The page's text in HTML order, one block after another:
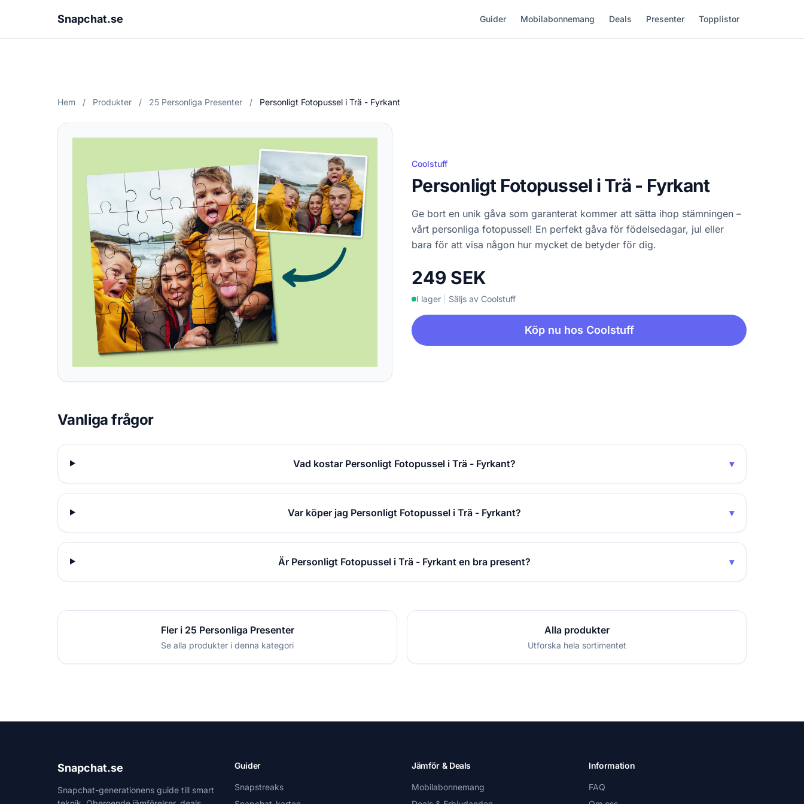
Snapchat.se Guider Mobilabonnemang Deals Presenter Topplistor
Hem / Produkter / 25 Personliga Presenter / Personligt Fotopussel i Trä - Fyrkant
Coolstuff
Personligt Fotopussel i Trä - Fyrkant
Ge bort en unik gåva som garanterat kommer att sätta ihop stämningen –
vårt personliga fotopussel! En perfekt gåva för födelsedagar, jul eller
bara för att visa någon hur mycket de betyder för dig.
249 SEK
I lager Säljs av Coolstuff
Köp nu hos Coolstuff
Vanliga frågor
Vad kostar Personligt Fotopussel i Trä - Fyrkant? ▾
Var köper jag Personligt Fotopussel i Trä - Fyrkant? ▾
Är Personligt Fotopussel i Trä - Fyrkant en bra present? ▾
Fler i 25 Personliga Presenter
Se alla produkter i denna kategori
Alla produkter
Utforska hela sortimentet
Snapchat.se
Snapchat-generationens guide till smart
Guider
Snapstreaks
Jämför & Deals
Mobilabonnemang
Information
FAQ